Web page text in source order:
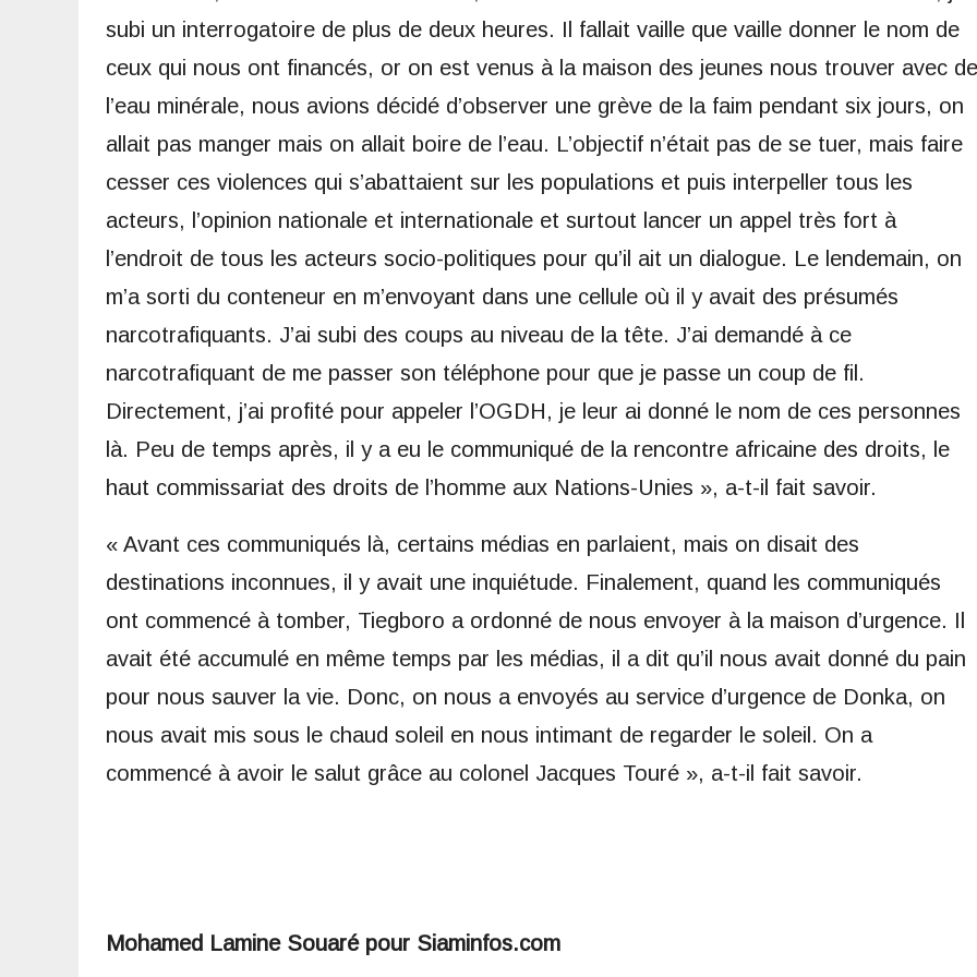
subi un interrogatoire de plus de deux heures. Il fallait vaille que vaille donner le nom de
ceux qui nous ont financés, or on est venus à la maison des jeunes nous trouver avec de
l’eau minérale, nous avions décidé d’observer une grève de la faim pendant six jours, on
allait pas manger mais on allait boire de l’eau. L’objectif n’était pas de se tuer, mais faire
cesser ces violences qui s’abattaient sur les populations et puis interpeller tous les
acteurs, l’opinion nationale et internationale et surtout lancer un appel très fort à
l’endroit de tous les acteurs socio-politiques pour qu’il ait un dialogue. Le lendemain, on
m’a sorti du conteneur en m’envoyant dans une cellule où il y avait des présumés
narcotrafiquants. J’ai subi des coups au niveau de la tête. J’ai demandé à ce
narcotrafiquant de me passer son téléphone pour que je passe un coup de fil.
Directement, j’ai profité pour appeler l’OGDH, je leur ai donné le nom de ces personnes
là. Peu de temps après, il y a eu le communiqué de la rencontre africaine des droits, le
haut commissariat des droits de l’homme aux Nations-Unies », a-t-il fait savoir.
« Avant ces communiqués là, certains médias en parlaient, mais on disait des
destinations inconnues, il y avait une inquiétude. Finalement, quand les communiqués
ont commencé à tomber, Tiegboro a ordonné de nous envoyer à la maison d’urgence. Il
avait été accumulé en même temps par les médias, il a dit qu’il nous avait donné du pain
pour nous sauver la vie. Donc, on nous a envoyés au service d’urgence de Donka, on
nous avait mis sous le chaud soleil en nous intimant de regarder le soleil. On a
commencé à avoir le salut grâce au colonel Jacques Touré », a-t-il fait savoir.
Mohamed Lamine Souaré pour Siaminfos.com